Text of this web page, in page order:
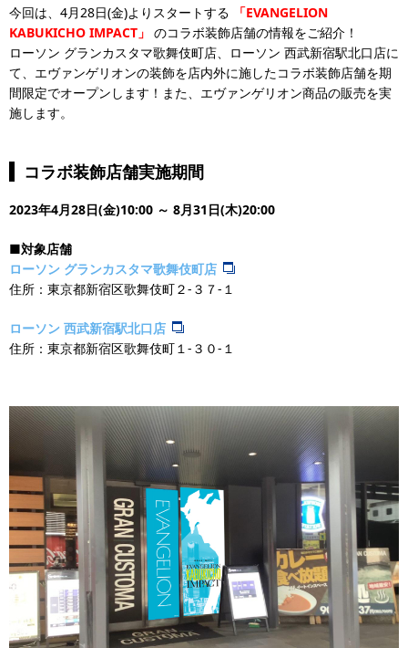
今回は、4月28日(金)よりスタートする
「EVANGELION
KABUKICHO IMPACT」 のコラボ装飾店舗の情報をご紹介！
ローソン グランカスタマ歌舞伎町店、ローソン 西武新宿駅北口店に
て、エヴァンゲリオンの装飾を店内外に施したコラボ装飾店舗を期
間限定でオープンします！また、エヴァンゲリオン商品の販売を実
施します。
コラボ装飾店舗実施期間
2023年4月28日(金)10:00 ～ 8月31日(木)20:00
■対象店舗
ローソン グランカスタマ歌舞伎町店
住所：東京都新宿区歌舞伎町２‐３７‐１
ローソン 西武新宿駅北口店
住所：東京都新宿区歌舞伎町１‐３０‐１